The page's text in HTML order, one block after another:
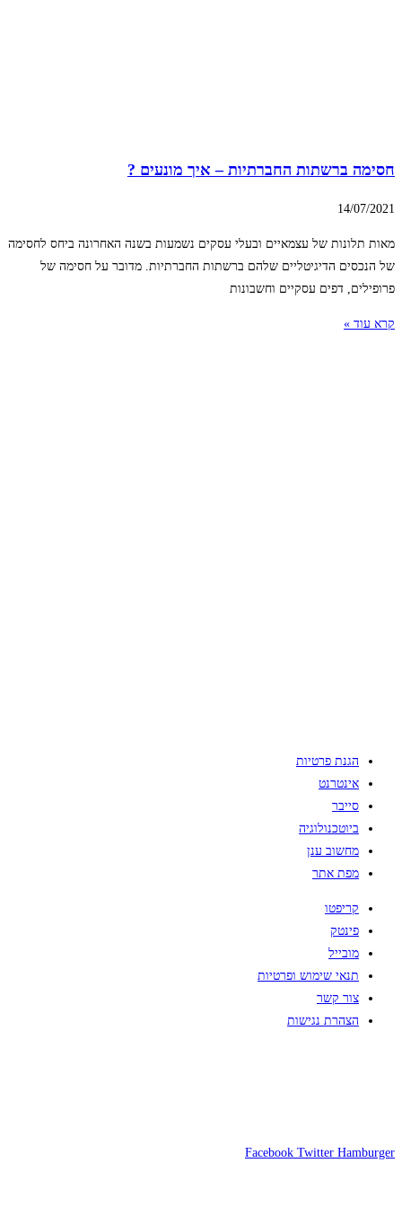
חסימה ברשתות החברתיות – איך מונעים ?
14/07/2021
מאות תלונות של עצמאיים ובעלי עסקים נשמעות בשנה האחרונה ביחס לחסימה
של הנכסים הדיגיטליים שלהם ברשתות החברתיות. מדובר על חסימה של
פרופילים, דפים עסקיים וחשבונות
קרא עוד »
הגנת פרטיות
אינטרנט
סייבר
ביוטכנולוגיה
מחשוב ענן
מפת אתר
קריפטו
פינטק
מובייל
תנאי שימוש ופרטיות
צור קשר
הצהרת נגישות
Facebook Twitter Hamburger